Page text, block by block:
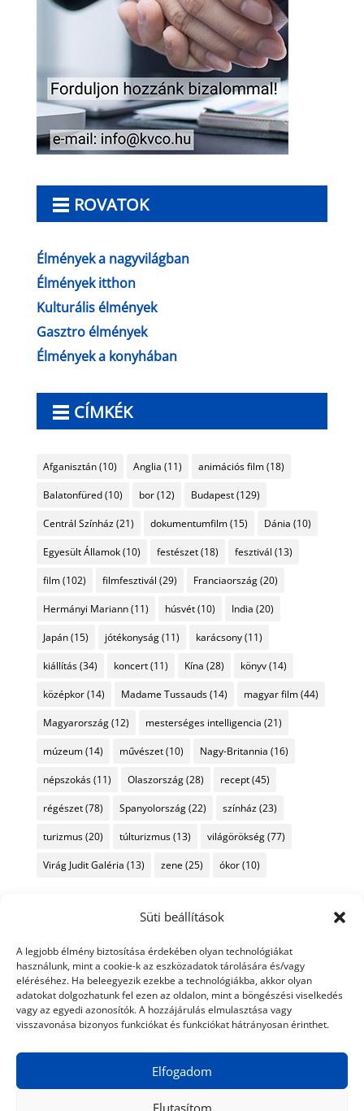
Süti beállítások
A legjobb élmény biztosítása érdekében olyan technológiákat
használunk, mint a cookie-k az eszközadatok tárolására és/vagy
eléréséhez. Ha beleegyezik ezekbe a technológiákba, akkor olyan
adatokat dolgozhatunk fel ezen az oldalon, mint a böngészési viselkedés
vagy az egyedi azonosítók. A hozzájárulás elmulasztása vagy
visszavonása bizonyos funkciókat és funkciókat hátrányosan érinthet.
Elfogadom
Elutasítom
ROVATOK
Élmények a nagyvilágban
Élmények itthon
Kulturális élmények
Gasztro élmények
Élmények a konyhában
CÍMKÉK
Afganisztán(10) Anglia (11) animációs film(18)
Balatonfüred(10) bor(12) Budapest(129)
Centrál Színház(21) dokumentumfilm(15) Dánia (10)
Egyesült Államok(10) festészet(18) fesztivál (13)
film(102) filmfesztivál (29) Franciaország(20)
Hermányi Mariann(11) húsvét(10) India (20)
Japán(15) jótékonyság(11) karácsony(11)
kiállítás(34) koncert(11) Kína (28) könyv(14)
középkor(14) Madame Tussauds(14) magyar film(44)
Magyarország(12) mesterséges intelligencia (21)
múzeum(14) művészet(10) Nagy-Britannia (16)
népszokás(11) Olaszország(28) recept(45)
régészet(78) Spanyolország(22) színház(23)
turizmus(20) túlturizmus(13) világörökség(77)
Virág Judit Galéria (13) zene (25) ókor(10)